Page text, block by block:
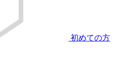
初めての方